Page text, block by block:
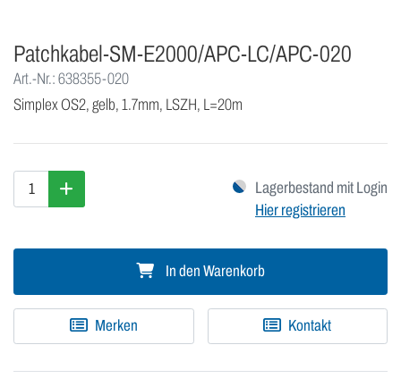
Patchkabel-SM-E2000/APC-LC/APC-020
Art.-Nr.: 638355-020
Simplex OS2, gelb, 1.7mm, LSZH, L=20m
Lagerbestand mit Login
Hier registrieren
In den Warenkorb
Merken Kontakt